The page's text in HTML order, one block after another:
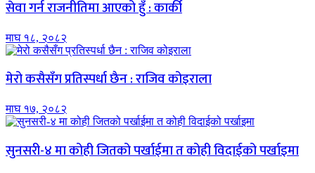
सेवा गर्न राजनीतिमा आएको हुँ : कार्की
माघ १८, २०८२
मेरो कसैसँग प्रतिस्पर्धा छैन : राजिव कोइराला
माघ १७, २०८२
सुनसरी-४ मा कोही जितको पर्खाईमा त कोही विदाईको पर्खाइमा